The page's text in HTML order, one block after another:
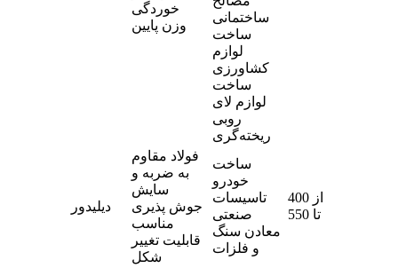
خوردگی
وزن پایین
ساختمانی
ساخت
لوازم
کشاورزی
ساخت
لوازم لای
روبی
ریخته‌گری
دیلیدور
فولاد مقاوم
به ضربه و
سایش
جوش پذیری
مناسب
قابلیت تغییر
شکل
ساخت
خودرو
تاسیسات
صنعتی
معادن سنگ
و فلزات
از 400
تا 550